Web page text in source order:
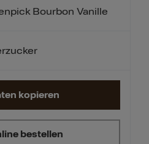
Bourbon Vanille
bestellen
kopieren